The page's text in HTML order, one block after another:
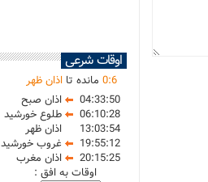
اوقات شرعی
0:6 مانده تا اذان ظهر
04:33:50
اذان صبح
06:10:28
طلوع خورشید
13:03:54
اذان ظهر
19:55:12
غروب خورشید
20:15:25
اذان مغرب
اوقات به افق :